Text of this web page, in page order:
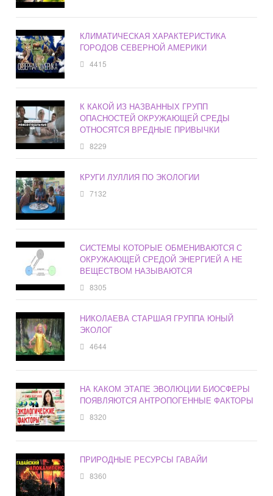
КЛИМАТИЧЕСКАЯ ХАРАКТЕРИСТИКА
ГОРОДОВ СЕВЕРНОЙ АМЕРИКИ
4415
К КАКОЙ ИЗ НАЗВАННЫХ ГРУПП
ОПАСНОСТЕЙ ОКРУЖАЮЩЕЙ СРЕДЫ
ОТНОСЯТСЯ ВРЕДНЫЕ ПРИВЫЧКИ
8229
КРУГИ ЛУЛЛИЯ ПО ЭКОЛОГИИ
7132
СИСТЕМЫ КОТОРЫЕ ОБМЕНИВАЮТСЯ С
ОКРУЖАЮЩЕЙ СРЕДОЙ ЭНЕРГИЕЙ А НЕ
ВЕЩЕСТВОМ НАЗЫВАЮТСЯ
8305
НИКОЛАЕВА СТАРШАЯ ГРУППА ЮНЫЙ
ЭКОЛОГ
4644
НА КАКОМ ЭТАПЕ ЭВОЛЮЦИИ БИОСФЕРЫ
ПОЯВЛЯЮТСЯ АНТРОПОГЕННЫЕ ФАКТОРЫ
8320
ПРИРОДНЫЕ РЕСУРСЫ ГАВАЙИ
8360